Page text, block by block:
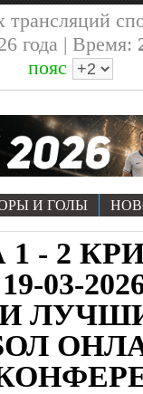
года | Время:
пояс
И ГОЛЫ
- 2
03-
И